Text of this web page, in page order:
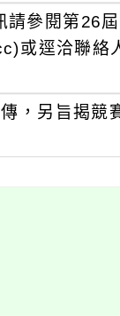
參閱第26
逕洽聯絡
，另旨揭競